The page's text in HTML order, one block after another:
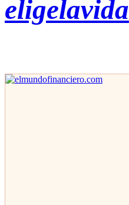
eligelavida